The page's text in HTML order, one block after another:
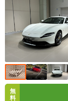
無
料